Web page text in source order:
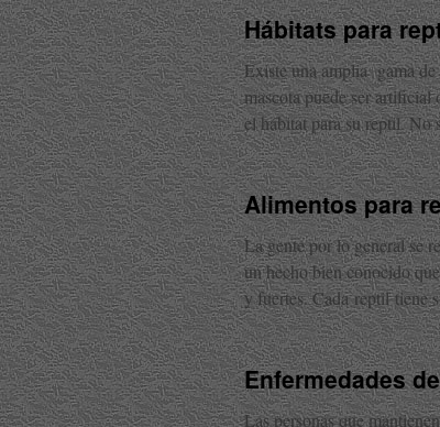
Hábitats para
Existe una amplia gama
mascota puede ser artificial
el hábitat para su reptil.
Alimentos para
La gente por lo general se
un hecho bien conocido
y fuertes. Cada reptil
Enfermedades
Las personas que